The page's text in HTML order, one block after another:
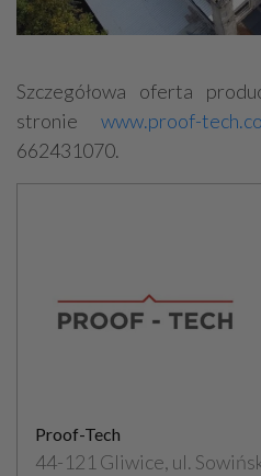
Szczegółowa oferta
stronie www.proof-
662431070.
Proof-Tech
44-121 Gliwice, ul.